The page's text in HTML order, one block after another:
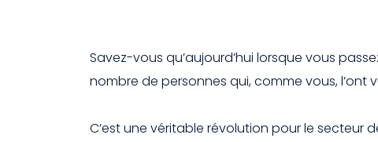
Savez-vous qu’aujourd’hui lorsque vous
nombre de personnes qui, comme vous, l’ont
C’est une véritable révolution pour le secteur